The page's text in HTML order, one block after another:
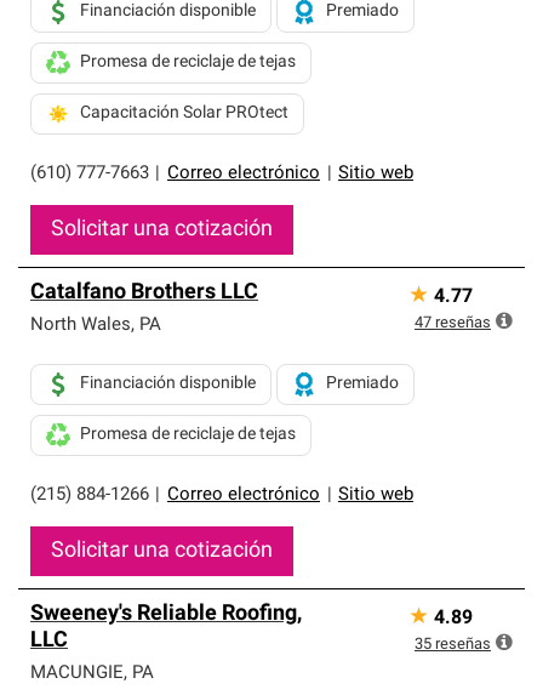
(610) 777-7663 Correo electrónico Sitio web
Financiación disponible Premiado
Promesa de reciclaje de tejas
Capacitación Solar PROtect
Solicitar una cotización
Catalfano Brothers LLC
North Wales, PA
(215) 884-1266 Correo electrónico Sitio web
Financiación disponible Premiado
Promesa de reciclaje de tejas
Solicitar una cotización
★ 4.77
47 reseñas
Sweeney's Reliable Roofing,
LLC
MACUNGIE, PA
★ 4.89
35 reseñas